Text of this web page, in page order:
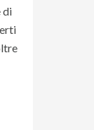
di